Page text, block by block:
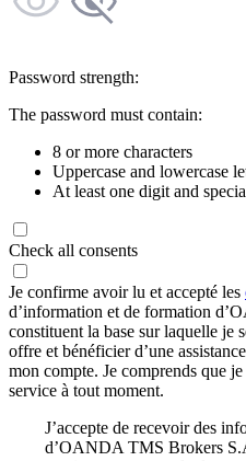
Password strength:
The password must contain:
8 or more characters
Uppercase and lowercase
At least one digit and
Check all consents
Je confirme avoir lu et accepté les
d’information et de formation
constituent la base sur laquelle je
offre et bénéficier d’une
mon compte. Je comprends que
service à tout moment.
J’accepte de recevoir des
d’OANDA TMS Brokers